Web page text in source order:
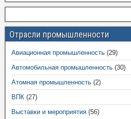
Отрасли промышленности
Авиационная промышленность (29)
Автомобильная промышленность (30)
Атомная промышленность (2)
ВПК (27)
Выставки и мероприятия (56)